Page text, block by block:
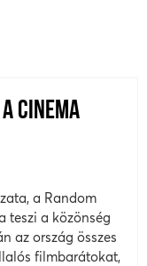
CINEMA
a Random
teszi a közönség
az ország összes
filmbarátokat,